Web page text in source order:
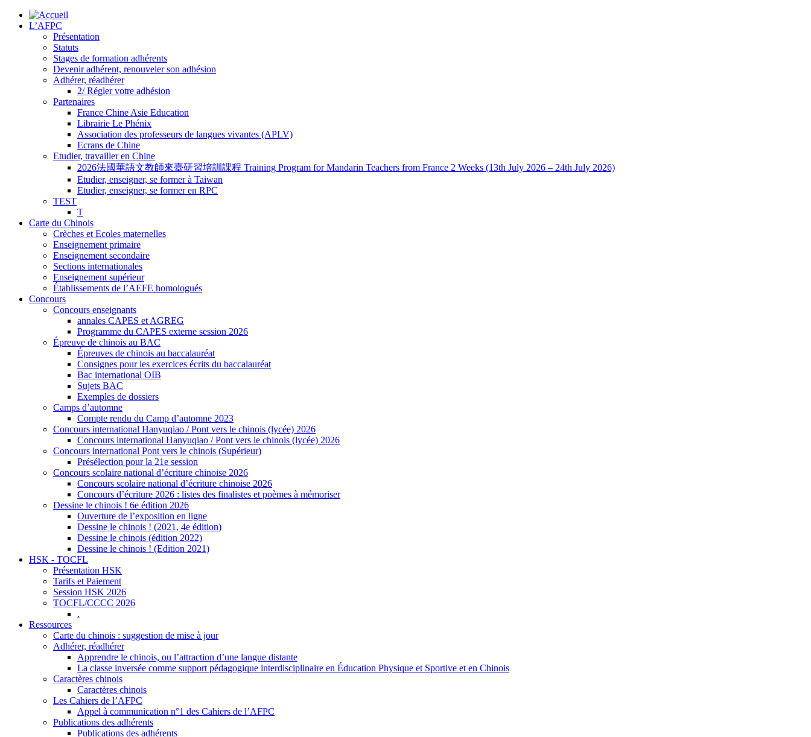
L’AFPC
Présentation
Statuts
Stages de formation adhérents
Devenir adhérent, renouveler son adhésion
Adhérer, réadhérer
2/ Régler votre adhésion
Partenaires
France Chine Asie Education
Librairie Le Phénix
Association des professeurs de langues vivantes (APLV)
Ecrans de Chine
Etudier, travailler en Chine
2026法國華語文教師來臺研習培訓課程 Training Program for Mandarin Teachers from France 2 Weeks (13th July 2026 – 24th July 2026)
Etudier, enseigner, se former à Taiwan
Etudier, enseigner, se former en RPC
TEST
T
Carte du Chinois
Crèches et Ecoles maternelles
Enseignement primaire
Enseignement secondaire
Sections internationales
Enseignement supérieur
Établissements de l’AEFE homologués
Concours
Concours enseignants
annales CAPES et AGREG
Programme du CAPES externe session 2026
Épreuve de chinois au BAC
Épreuves de chinois au baccalauréat
Consignes pour les exercices écrits du baccalauréat
Bac international OIB
Sujets BAC
Exemples de dossiers
Camps d’automne
Compte rendu du Camp d’automne 2023
Concours international Hanyuqiao / Pont vers le chinois (lycée) 2026
Concours international Hanyuqiao / Pont vers le chinois (lycée) 2026
Concours international Pont vers le chinois (Supérieur)
Présélection pour la 21e session
Concours scolaire national d’écriture chinoise 2026
Concours scolaire national d’écriture chinoise 2026
Concours d’écriture 2026 : listes des finalistes et poèmes à mémoriser
Dessine le chinois ! 6e édition 2026
Ouverture de l’exposition en ligne
Dessine le chinois ! (2021, 4e édition)
Dessine le chinois (édition 2022)
Dessine le chinois ! (Edition 2021)
HSK - TOCFL
Présentation HSK
Tarifs et Paiement
Session HSK 2026
TOCFL/CCCC 2026
.
Ressources
Carte du chinois : suggestion de mise à jour
Adhérer, réadhérer
Apprendre le chinois, ou l’attraction d’une langue distante
La classe inversée comme support pédagogique interdisciplinaire en Éducation Physique et Sportive et en Chinois
Caractères chinois
Caractères chinois
Les Cahiers de l’AFPC
Appel à communication n°1 des Cahiers de l’AFPC
Publications des adhérents
Publications des adhérents